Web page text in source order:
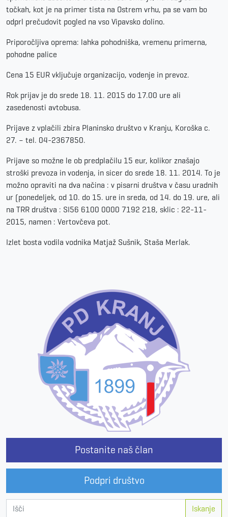
točkah, kot je na primer tista na Ostrem vrhu, pa se vam bo
odprl prečudovit pogled na vso Vipavsko dolino.
Priporočljiva oprema: lahka pohodniška, vremenu primerna,
pohodne palice
Cena 15 EUR vključuje organizacijo, vodenje in prevoz.
Rok prijav je do srede 18. 11. 2015 do 17.00 ure ali
zasedenosti avtobusa.
Prijave z vplačili zbira Planinsko društvo v Kranju, Koroška c.
27. – tel. 04-2367850.
Prijave so možne le ob predplačilu 15 eur, kolikor znašajo
stroški prevoza in vodenja, in sicer do srede 18. 11. 2014. To je
možno opraviti na dva načina : v pisarni društva v času uradnih
ur (ponedeljek, od 10. do 15. ure in sreda, od 14. do 19. ure, ali
na TRR društva : SI56 6100 0000 7192 218, sklic : 22-11-
2015, namen : Vertovčeva pot.
Izlet bosta vodila vodnika Matjaž Sušnik, Staša Merlak.
Postanite naš član
Podpri društvo
Iskanje